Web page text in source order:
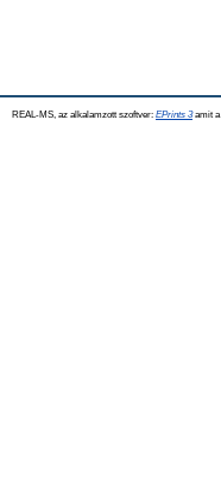
REAL-MS, az alkalamzott szoftver: EPrints 3amit a